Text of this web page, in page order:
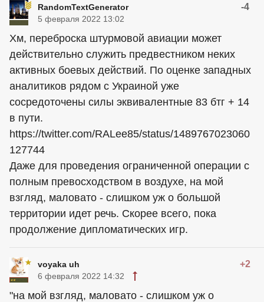
RandomTextGenerator -4
5 февраля 2022 13:02
Хм, переброска штурмовой авиации может
действительно служить предвестником неких
активных боевых действий. По оценке западных
аналитиков рядом с Украиной уже
сосредоточены силы эквивалентные 83 бтг + 14
в пути.
https://twitter.com/RALee85/status/1489767023060
127744
Даже для проведения ограниченной операции с
полным превосходством в воздухе, на мой
взгляд, маловато - слишком уж о большой
территории идет речь. Скорее всего, пока
продолжение дипломатических игр.
voyaka uh +2
6 февраля 2022 14:32
"на мой взгляд, маловато - слишком уж о